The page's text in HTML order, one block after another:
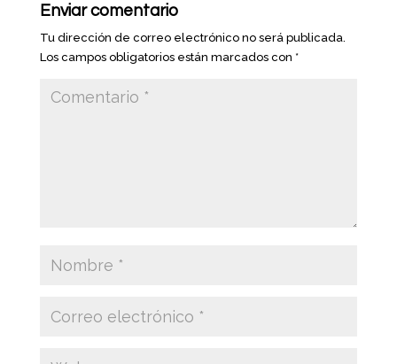
Enviar comentario
Tu dirección de correo electrónico no será publicada.
Los campos obligatorios están marcados con *